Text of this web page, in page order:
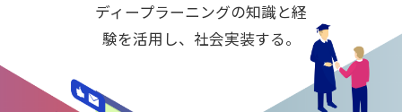
ディープラーニングの知識と経
験を活用し、社会実装する。